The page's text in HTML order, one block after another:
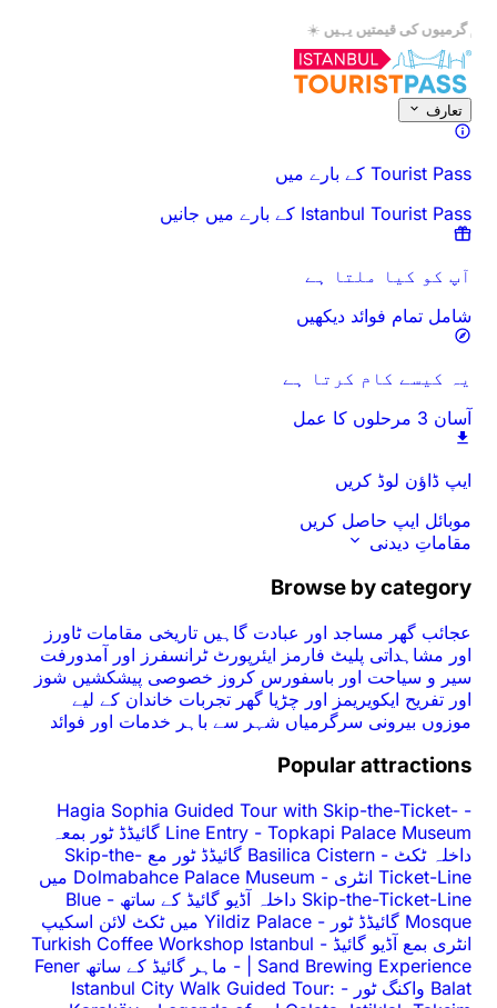
☀️سب سے کم گرمیوں کی قیمتیں یہیں
تعارف
Tourist Pass کے بارے میں
Istanbul Tourist Pass کے بارے میں جانیں
آپ کو کیا ملتا ہے
شامل تمام فوائد دیکھیں
یہ کیسے کام کرتا ہے
آسان 3 مرحلوں کا عمل
ایپ ڈاؤن لوڈ کریں
موبائل ایپ حاصل کریں
مقاماتِ دیدنی
Browse by category
عجائب گھر مساجد اور عبادت گاہیں تاریخی مقاماتٹاورز
اور مشاہداتی پلیٹ فارمز ایئرپورٹ ٹرانسفرز اور آمدورفت
سیر و سیاحت اور باسفورس کروز خصوصی پیشکشیں شوز
اور تفریح ایکویریمز اور چڑیا گھر تجربات خاندان کے لیے
موزوں بیرونی سرگرمیاں شہر سے باہر خدمات اور فوائد
Popular attractions
-
Hagia Sophia Guided Tour with Skip-the-Ticket-
Line Entry -
Topkapi Palace Museum گائیڈڈ ٹور بمعہ
داخلہ ٹکٹ -
Basilica Cistern گائیڈڈ ٹور مع Skip-the-
Ticket-Line انٹری
-
Dolmabahce Palace Museum میں
Skip-the-Ticket-Line داخلہ آڈیو گائیڈ کے ساتھ
-
Blue
Mosque گائیڈڈ ٹور
-
Yildiz Palace میں ٹکٹ لائن اسکیپ
انٹری بمع آڈیو گائیڈ -
Turkish Coffee Workshop Istanbul
| Sand Brewing Experience
-
ماہر گائیڈ کے ساتھ Fener
Balat واکنگ ٹور
-
Istanbul City Walk Guided Tour:
اس سرگرمی کے بارے میں